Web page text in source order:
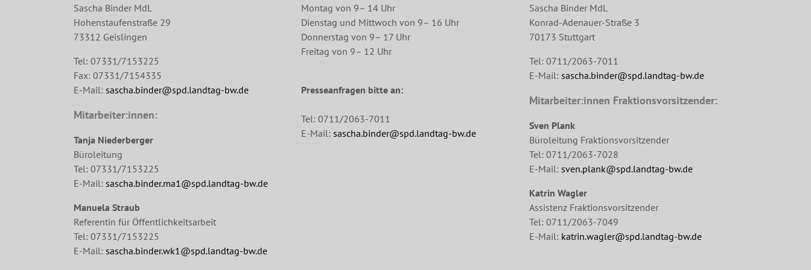
Sascha Binder MdL
Hohenstaufenstraße 29
73312 Geislingen
Tel: 07331/7153225
Fax: 07331/7154335
E-Mail: sascha.binder@spd.landtag-bw.de
Mitarbeiter:innen:
Tanja Niederberger
Büroleitung
Tel: 07331/7153225
E-Mail: sascha.binder.ma1@spd.landtag-bw.de
Manuela Straub
Referentin für Öffentlichkeitsarbeit
Tel: 07331/7153225
E-Mail: sascha.binder.wk1@spd.landtag-bw.de
Montag von 9– 14 Uhr
Dienstag und Mittwoch von 9– 16 Uhr
Donnerstag von 9– 17 Uhr
Freitag von 9– 12 Uhr
Presseanfragen bitte an:
Tel: 0711/2063-7011
E-Mail:sascha.binder@spd.landtag-bw.de
Sascha Binder MdL
Konrad-Adenauer-Straße 3
70173 Stuttgart
Tel: 0711/2063-7011
E-Mail: sascha.binder@spd.landtag-bw.de
Mitarbeiter:innen Fraktionsvorsitzender:
Sven Plank
Büroleitung Fraktionsvorsitzender
Tel: 0711/2063-7028
E-Mail: sven.plank@spd.landtag-bw.de
Katrin Wagler
Assistenz Fraktionsvorsitzender
Tel: 0711/2063-7049
E-Mail: katrin.wagler@spd.landtag-bw.de